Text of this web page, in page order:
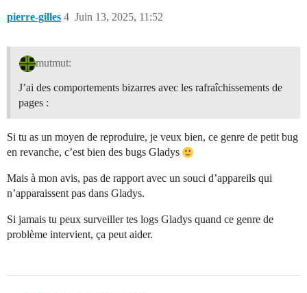
pierre-gilles Juin 13, 2025, 11:52
4
mutmut:
J’ai des comportements bizarres avec les rafraîchissements de
pages :
Si tu as un moyen de reproduire, je veux bien, ce genre de petit bug
en revanche, c’est bien des bugs Gladys
Mais à mon avis, pas de rapport avec un souci d’appareils qui
n’apparaissent pas dans Gladys.
Si jamais tu peux surveiller tes logs Gladys quand ce genre de
problème intervient, ça peut aider.